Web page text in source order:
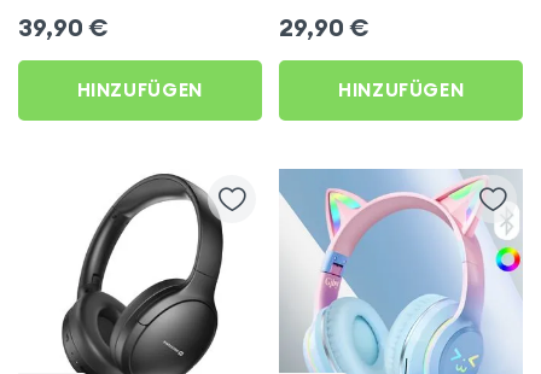
eingebautem Mikrofon für
Logicom Five
39,90 €
HINZUFÜGEN
Mikrofon - Hoco für
Logicom Five
29,90 €
HINZUFÜGEN